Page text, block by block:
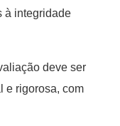
à integridade
deve ser
e rigorosa, com